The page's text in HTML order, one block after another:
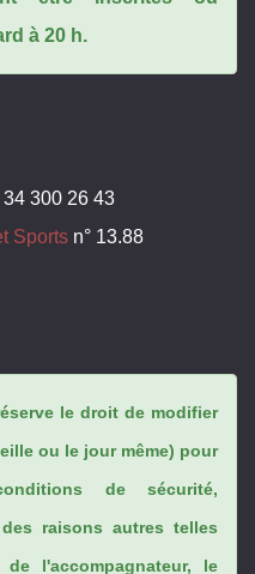
à 20 h.
34 300 26 43
Sports n° 13.88
le droit de modifier
ou le jour même) pour
de sécurité,
raisons autres telles
l'accompagnateur, le